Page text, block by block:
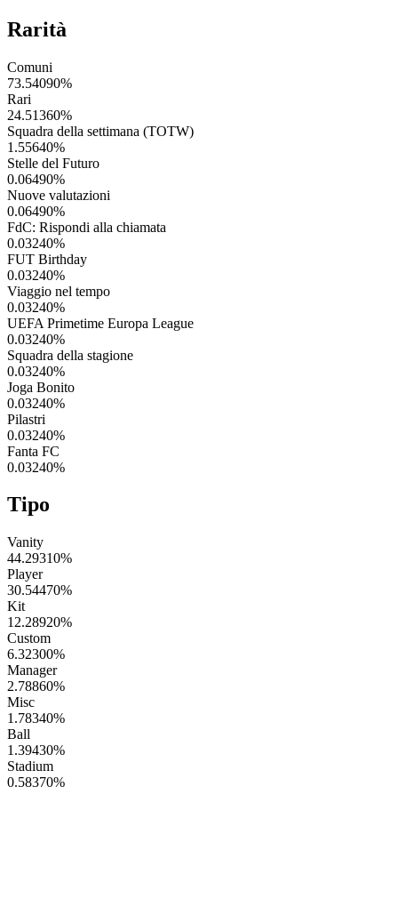
Rarità
Comuni
73.54090%
Rari
24.51360%
Squadra della settimana (TOTW)
1.55640%
Stelle del Futuro
0.06490%
Nuove valutazioni
0.06490%
FdC: Rispondi alla chiamata
0.03240%
FUT Birthday
0.03240%
Viaggio nel tempo
0.03240%
UEFA Primetime Europa League
0.03240%
Squadra della stagione
0.03240%
Joga Bonito
0.03240%
Pilastri
0.03240%
Fanta FC
0.03240%
Tipo
Vanity
44.29310%
Player
30.54470%
Kit
12.28920%
Custom
6.32300%
Manager
2.78860%
Misc
1.78340%
Ball
1.39430%
Stadium
0.58370%